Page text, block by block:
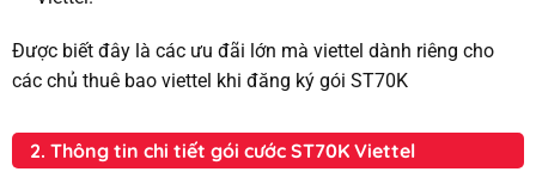
Được biết đây là các ưu đãi lớn mà viettel dành riêng cho
các chủ thuê bao viettel khi đăng ký gói ST70K
2. Thông tin chi tiết gói cước ST70K Viettel